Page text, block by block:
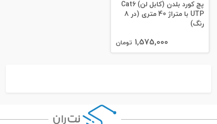
پچ کورد بلدن (کابل لن) Cat6
UTP با متراژ 40 متری (در 8
رنگ)
1,575,000 تومان